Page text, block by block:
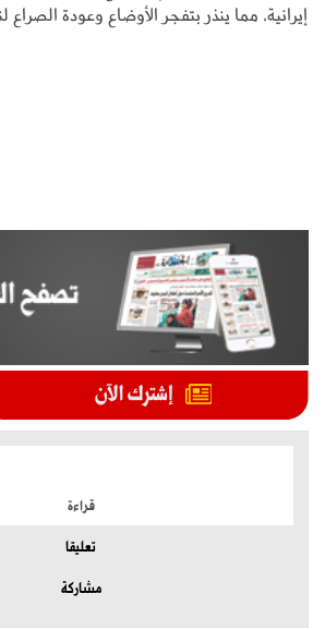
إيرانية، مما ينذر بتفجر الأوضاع وعودة
قراءة
تعليقا
مشاركة